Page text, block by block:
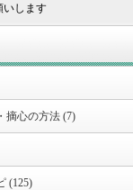
いします
摘心の方法 (7)
(125)